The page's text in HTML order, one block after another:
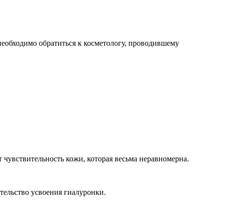
обратиться к косметологу, проводившему
кожи, которая весьма неравномерна.
усвоения гиалуронки.